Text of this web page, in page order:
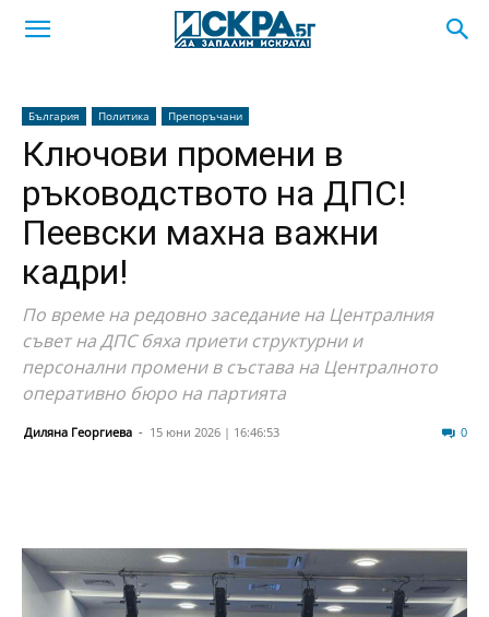
България Политика Препоръчани
Ключови промени в
ръководството на ДПС!
Пеевски махна важни
кадри!
По време на редовно заседание на Централния
съвет на ДПС бяха приети структурни и
персонални промени в състава на Централното
оперативно бюро на партията
Диляна Георгиева - 15 юни 2026 | 16:46:53 0